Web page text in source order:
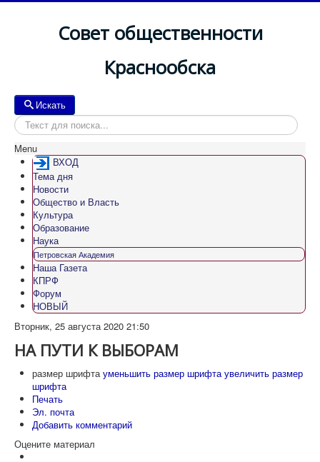
Совет общественности
Краснообска
Искать
Menu
ВХОД
Тема дня
Новости
Общество и Власть
Культура
Образование
Наука
Петровская Академия
Наша Газета
КПРФ
Форум
НОВЫЙ
Вторник, 25 августа 2020 21:50
НА ПУТИ К ВЫБОРАМ
размер шрифта уменьшить размер шрифта увеличить размер
шрифта
Печать
Эл. почта
Добавить комментарий
Оцените материал